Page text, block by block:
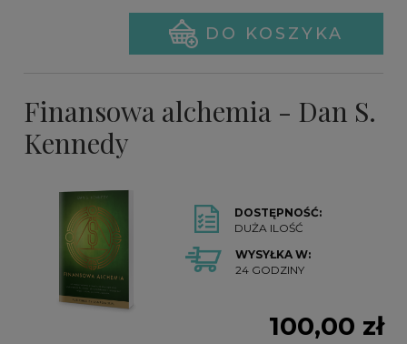
DO KOSZYKA
Finansowa alchemia - Dan S.
Kennedy
DOSTĘPNOŚĆ:
DUŻA ILOŚĆ
WYSYŁKA W:
24 GODZINY
100,00 zł